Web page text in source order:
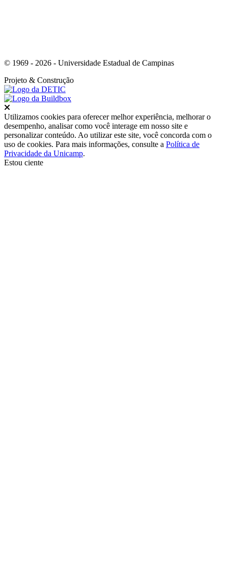
© 1969 - 2026 - Universidade Estadual de Campinas
Projeto & Construção
Utilizamos cookies para oferecer melhor experiência, melhorar o
desempenho, analisar como você interage em nosso site e
personalizar conteúdo. Ao utilizar este site, você concorda com o
uso de cookies. Para mais informações, consulte a Política de
Privacidade da Unicamp.
Estou ciente